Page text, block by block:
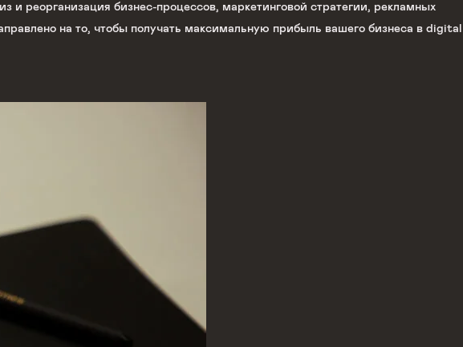
реорганизация бизнес-процессов, маркетинговой стратегии, рекламных
на то, чтобы получать максимальную прибыль вашего бизнеса в digital